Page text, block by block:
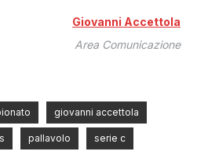
Giovanni Accettola
Area Comunicazione
giovanni accettola
pallavolo serie c